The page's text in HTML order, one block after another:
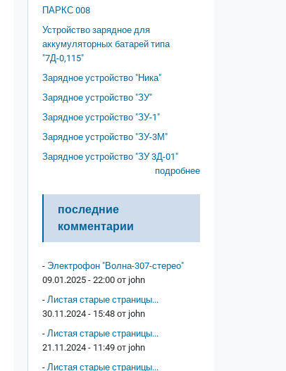
ПАРКС 008
Устройство зарядное для
аккумуляторных батарей типа
"7Д-0,115"
Зарядное устройство "Ника"
Зарядное устройство "ЗУ"
Зарядное устройство "ЗУ-1"
Зарядное устройство "ЗУ-3М"
Зарядное устройство "ЗУ 3Д-01"
подробнее
последние
комментарии
- Электрофон "Волна-307-стерео"
09.01.2025 - 22:00 от john
- Листая старые страницы...
30.11.2024 - 15:48 от john
- Листая старые страницы...
21.11.2024 - 11:49 от john
- Листая старые страницы...